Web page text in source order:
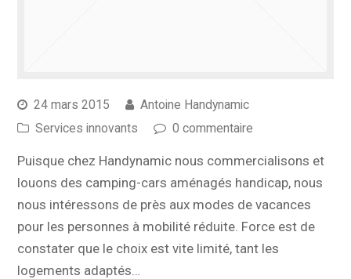
24 mars 2015
Antoine Handynamic
Services innovants
0 commentaire
Puisque chez Handynamic nous commercialisons et
louons des camping-cars aménagés handicap, nous
nous intéressons de près aux modes de vacances
pour les personnes à mobilité réduite. Force est de
constater que le choix est vite limité, tant les
logements adaptés…